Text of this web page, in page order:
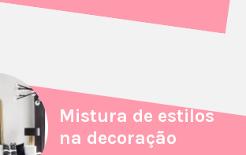
Mistura de estilos
na decoração